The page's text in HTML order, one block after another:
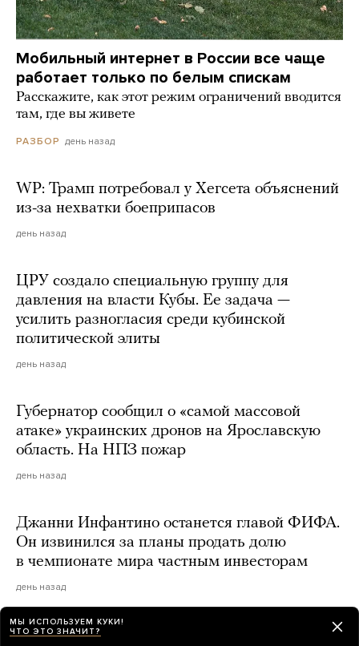
Мобильный интернет в России все чаще
работает только по белым спискам
Расскажите, как этот режим ограничений вводится
там, где вы живете
РАЗБОР день назад
WP: Трамп потребовал у Хегсета объяснений
из-за нехватки боеприпасов
день назад
ЦРУ создало специальную группу для
давления на власти Кубы. Ее задача —
усилить разногласия среди кубинской
политической элиты
день назад
Губернатор сообщил о «самой массовой
атаке» украинских дронов на Ярославскую
область. На НПЗ пожар
день назад
Джанни Инфантино останется главой ФИФА.
Он извинился за планы продать долю
в чемпионате мира частным инвесторам
день назад
МЫ ИСПОЛЬЗУЕМ КУКИ!
ЧТО ЭТО ЗНАЧИТ?